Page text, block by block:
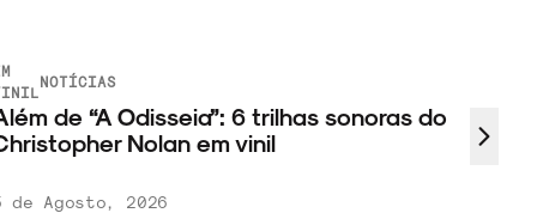
NOTÍCIAS
de “A Odisseia”: 6 trilhas sonoras do
Nolan em vinil
de Agosto, 2026